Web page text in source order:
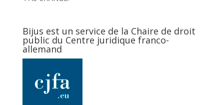
Bijus est un service de la Chaire de droit
public du Centre juridique franco-
allemand